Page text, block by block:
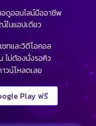
ดูออนไลน์มืออาชีพ
นแอปเดียว
ทและวิดีโอคอล
ไม่ต้องนั่งรอคิว
วน์โหลดเลย
Play ฟรี